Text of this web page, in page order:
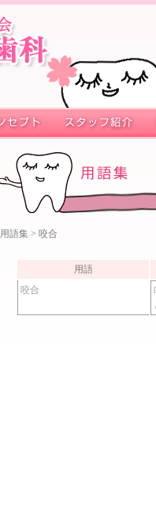
用語集 > 咬合
用語
咬合